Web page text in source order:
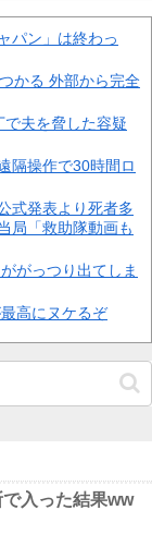
配信実況可】 他
撃破！勇者・クロ
ブランドプレゼン
ｗｗｗｗｗｗｗｗ
い事実』が判明し
格のＡ「なんで支
いと同じで、こ
ｗｗｗｗｗ
パン」は終わっ
かる 外部から完全
で夫を脅した容疑
隔操作で30時間ロ
式発表より死者多
局「救助隊動画も
がっつり出てしま
高にヌケるぞ
ン、第6号ソロホ
プロジェクトを経
なんですかね？
で入った結果ww